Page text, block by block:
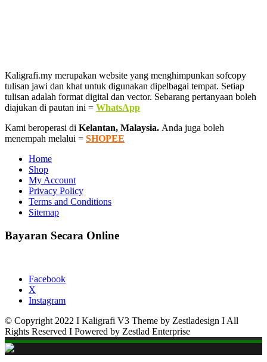
Kaligrafi.my merupakan website yang menghimpunkan sofcopy
tulisan jawi dan khat untuk digunakan dipelbagai tempat. Setiap
tulisan adalah format digital dan vector. Sebarang pertanyaan boleh
diajukan di pautan ini = WhatsApp
Kami beroperasi di Kelantan, Malaysia. Anda juga boleh
menempah melalui = SHOPEE
Home
Shop
My Account
Privacy Policy
Terms and Conditions
Sitemap
Bayaran Secara Online
Facebook
X
Instagram
© Copyright 2022 I Kaligrafi V3 Theme by Zestladesign I All
Rights Reserved I Powered by Zestlad Enterprise